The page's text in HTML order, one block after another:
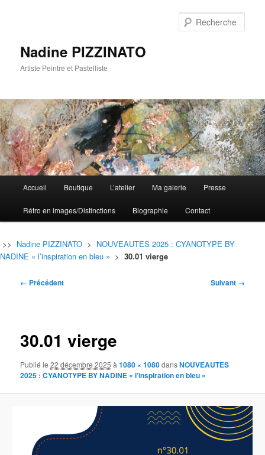
Nadine PIZZINATO
Artiste Peintre et Pastelliste
principal
Aller
au
contenu
principal
Aller
au
contenu
secondaire
Accueil Boutique L’atelier Ma galerie Presse
Rétro en images/Distinctions Biographie Contact
>> Nadine PIZZINATO > NOUVEAUTES 2025 : CYANOTYPE BY
NADINE « l’inspiration en bleu » > 30.01 vierge
Navigation
← Précédent Suivant →
30.01 vierge
Publié le22 décembre 2025 à1080 × 1080dansNOUVEAUTES
2025 : CYANOTYPE BY NADINE « l’inspiration en bleu »